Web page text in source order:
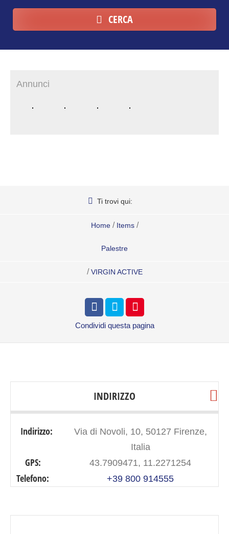
CERCA
Annunci
Ti trovi qui:
Home / Items /
Palestre
/ VIRGIN ACTIVE
Condividi questa pagina
INDIRIZZO
Indirizzo:
Via di Novoli, 10, 50127 Firenze,
Italia
GPS: 43.7909471, 11.2271254
Telefono: +39 800 914555